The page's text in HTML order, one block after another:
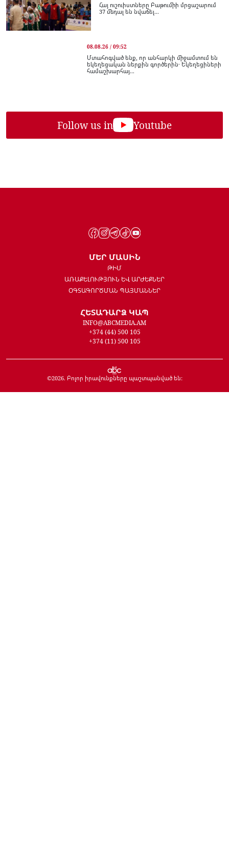
Հայ ուշուիստները Բաթումիի մրցաշարում
37 մեդալ են նվաճել...
08.08.26 / 09:52
Մտահոգված ենք, որ անհարկի միջամտում են
եկեղեցական ներքին գործերին․ Եկեղեցիների
համաշխարհայ...
Follow us in Youtube
ՄԵՐ ՄԱՍԻՆ
ԹԻՄ
ԱՌԱՔԵԼՈՒԹՅՈՒՆ ԵՎ ԱՐԺԵՔՆԵՐ
ՕԳՏԱԳՈՐԾՄԱՆ ՊԱՅՄԱՆՆԵՐ
ՀԵՏԱԴԱՐՁ ԿԱՊ
INFO@ABCMEDIA.AM
+374 (44) 500 105
+374 (11) 500 105
©2026. Բոլոր իրավունքները պաշտպանված են: